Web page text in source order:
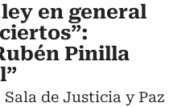
en general
Pinilla
de Justicia y Paz